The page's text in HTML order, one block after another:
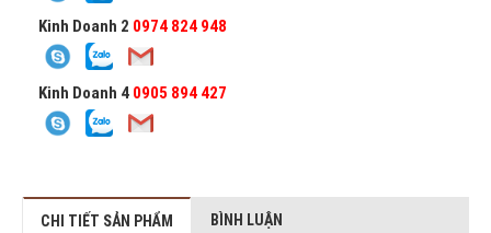
Kinh Doanh 2 0974 824 948
Kinh Doanh 4 0905 894 427
CHI TIẾT SẢN PHẨM BÌNH LUẬN